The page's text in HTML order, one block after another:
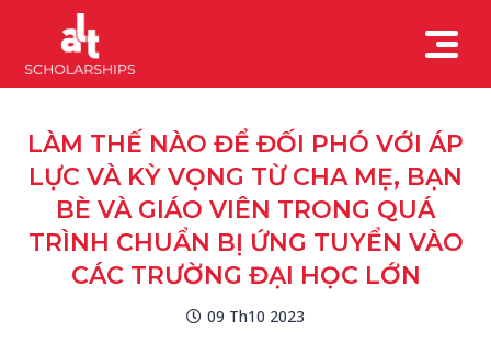
LÀM THẾ NÀO ĐỂ ĐỐI PHÓ VỚI ÁP
LỰC VÀ KỲ VỌNG TỪ CHA MẸ, BẠN
BÈ VÀ GIÁO VIÊN TRONG QUÁ
TRÌNH CHUẨN BỊ ỨNG TUYỂN VÀO
CÁC TRƯỜNG ĐẠI HỌC LỚN
09 Th10 2023